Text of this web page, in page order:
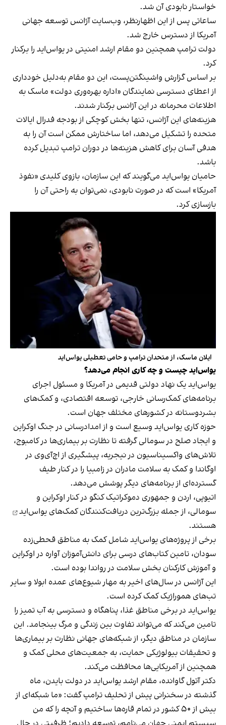
خواستار نابودی آن شد.
ساعاتی پس از این اظهار‌نظر، وب‌سایت آژانس توسعه جهانی
آمریکا از دسترس خارج شد.
دولت ترامپ همچنین دو مقام ارشد امنیتی در یو‌اس‌اید را برکنار
کرد.
بر اساس گزارش واشینگتن‌پست، این دو مقام به‌دلیل خودداری
از اعطای دسترسی نمایندگان «اداره بهره‌وری دولت» ماسک به
اطلاعات محرمانه در این آژانس برکنار شدند.
هزینه‌های این آژانس، تنها بخش کوچکی از بودجه فدرال ایالات
متحده را تشکیل می‌دهد، اما ساختارش ممکن است آن را به
هدفی آسان برای کاهش هزینه‌ها در دوران ترامپ تبدیل کرده
باشد.
حامیان یو‌اس‌اید می‌گویند که این سازمان، بازوی کلیدی «نفوذ
آمریکا» است که در صورت نابودی، نمی‌توان به راحتی آن را
بازسازی کرد.
ایلان ماسک، از متحدان ترامپ و حامی تعطیلی یواس‌اید
یو‌اس‌اید چیست و چه کاری انجام می‌دهد؟
یو‌اس‌اید یک نهاد دولتی قدیمی در آمریکا و مسئول اجرای
برنامه‌های کمک‌رسانی خارجی، توسعه اقتصادی، و کمک‌های
بشردوستانه در کشورهای مختلف جهان است.
حوزه کاری یو‌اس‌اید وسیع است و از امدادرسانی در جنگ اوکراین
و ایجاد صلح در سومالی گرفته تا نظارت بر بیماری‌ها در کامبوج،
تلاش‌های واکسیناسیون در نیجریه، پیشگیری از اچ‌آی‌وی در
اوگاندا و کمک به سلامت مادران در زامبیا را در کنار طیف
گسترده‌ای از برنامه‌های دیگر پوشش می‌دهد.
اتیوپی، اردن و جمهوری دموکراتیک کنگو در کنار اوکراین و
سومالی، از جمله بزرگ‌ترین دریافت‌کنندگان کمک‌های یواس‌اید
هستند.
برخی از پروژه‌های یواس‌اید شامل کمک به مناطق قحطی‌زده
سودان، تامین کتاب‌های درسی برای دانش‌آموزان آواره در اوکراین
و آموزش کارکنان بخش سلامت در رواندا بوده است.
این آژانس در سال‌های اخیر به مهار شیوع‌های عمده ابولا و سایر
تب‌های هموراژیک کمک کرده است.
یو‌اس‌اید در برخی مناطق غذا، پناهگاه و دسترسی به آب تمیز را
تامین می‌کند که می‌تواند تفاوت بین زندگی و مرگ بینجامد. این
سازمان در مناطق دیگر، از شبکه‌های جهانی نظارت بر بیماری‌ها
و تحقیقات بیولوژیکی حمایت، به جمعیت‌های محلی کمک و
همچنین از آمریکایی‌ها محافظت می‌کند.
دکتر آتول گاوانده، مقام ارشد یو‌اس‌اید در دولت بایدن، ماه
گذشته در سخنرانی پیش از تحلیف ترامپ گفت: «ما شبکه‌ای از
بیش از ۵۰ کشور در تمام قاره‌ها ساختیم و آنچه را که من